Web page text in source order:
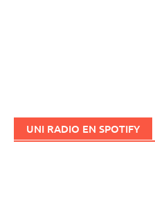
UNI RADIO EN SPOTIFY